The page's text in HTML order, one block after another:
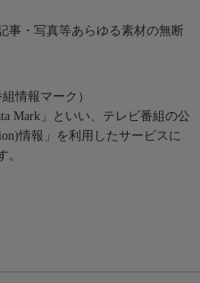
事・写真等あらゆる素材の無断
情報マーク）
Mark」といい、テレビ番組の公
情報」を利用したサービスに
。